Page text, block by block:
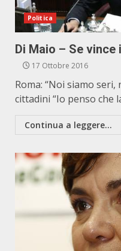
Politica
Di Maio – Se
17 Ottobre 2016
Roma: “Noi siamo
cittadini “Io penso che
Continua a leggere...